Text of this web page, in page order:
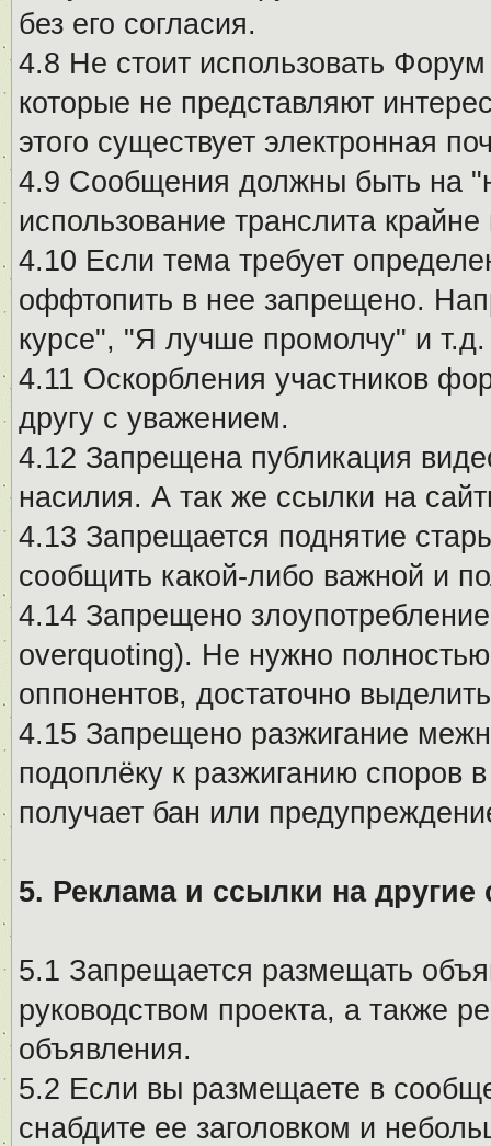
без его согласия.
4.8 Не стоит использовать
которые не представляют
этого существует электронная
4.9 Сообщения должны быть на
использование транслита
4.10 Если тема требует
оффтопить в нее запрещено.
курсе", "Я лучше промолчу" и
4.11 Оскорбления участников
другу с уважением.
4.12 Запрещена публикация
насилия. А так же ссылки на
4.13 Запрещается поднятие
сообщить какой-либо важной и
4.14 Запрещено
overquoting). Не нужно
оппонентов, достаточно
4.15 Запрещено разжигание
подоплёку к разжиганию споров
получает бан или
5. Реклама и ссылки на другие
5.1 Запрещается размещать
руководством проекта, а также
объявления.
5.2 Если вы размещаете в
снабдите ее заголовком и